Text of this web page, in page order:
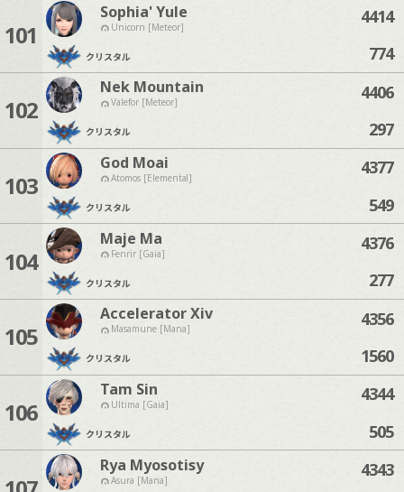
101
Sophia' Yule
Unicorn [Meteor]
クリスタル
4414
774
102
Nek Mountain
Valefor [Meteor]
クリスタル
4406
297
103
God Moai
Atomos [Elemental]
クリスタル
4377
549
104
Maje Ma
Fenrir [Gaia]
クリスタル
4376
277
105
Accelerator Xiv
Masamune [Mana]
クリスタル
4356
1560
106
Tam Sin
Ultima [Gaia]
クリスタル
4344
505
Rya Myosotisy
Asura [Mana]
4343